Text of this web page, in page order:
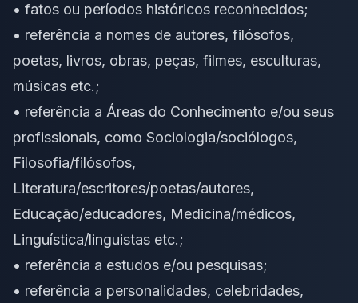
• fatos ou períodos históricos reconhecidos;
• referência a nomes de autores, filósofos,
poetas, livros, obras, peças, filmes, esculturas,
músicas etc.;
• referência a Áreas do Conhecimento e/ou seus
profissionais, como Sociologia/sociólogos,
Filosofia/filósofos,
Literatura/escritores/poetas/autores,
Educação/educadores, Medicina/médicos,
Linguística/linguistas etc.;
• referência a estudos e/ou pesquisas;
• referência a personalidades, celebridades,